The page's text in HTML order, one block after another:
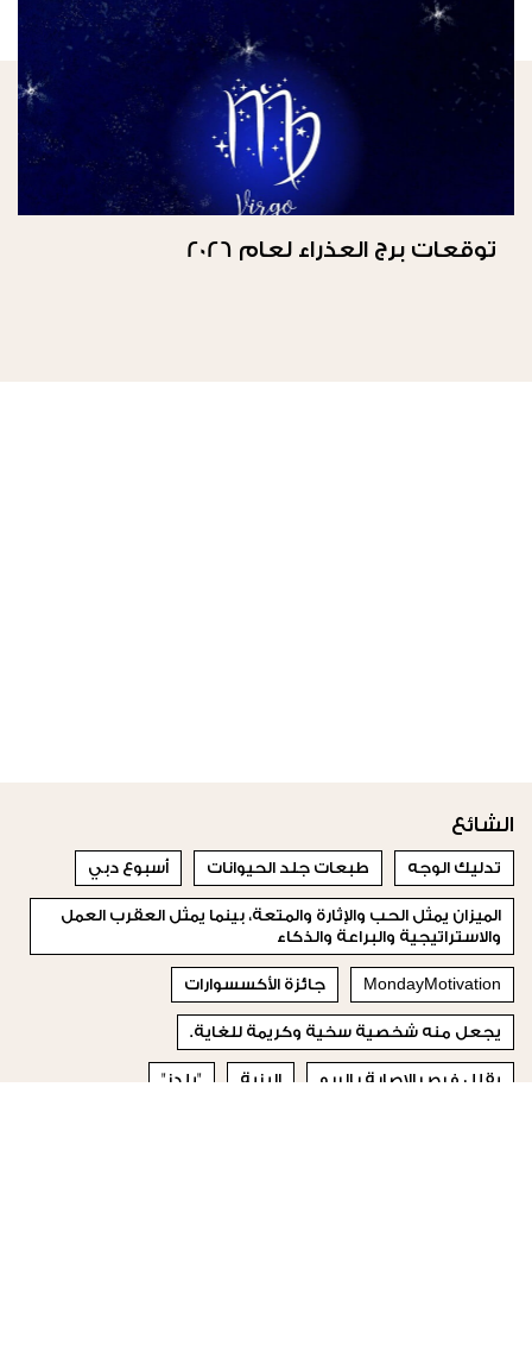
توقعات برج العذراء لعام 2026
الشائع
تدليك الوجه طبعات جلد الحيوانات أسبوع دبي
الميزان يمثل الحب والإثارة والمتعة، بينما يمثل العقرب العمل
والاستراتيجية والبراعة والذكاء
MondayMotivation جائزة الأكسسوارات
يجعل منه شخصية سخية وكريمة للغاية.
يقلل فرص الإصابة بالربو اليزية "يلدز"